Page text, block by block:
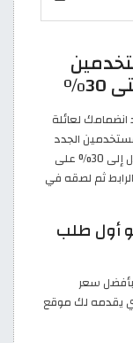
لعائلة
الجدد
"، والذي يمنحك خصمًا إضافيًا يصل إلى 30% على
ثم لصقه في
أول طلب
سعر
يقدمه لك موقع